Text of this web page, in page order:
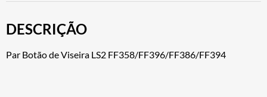
DESCRIÇÃO
Par Botão de Viseira LS2 FF358/FF396/FF386/FF394